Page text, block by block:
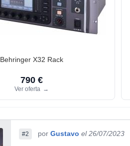
Behringer X32 Rack
790 €
Ver oferta →
#2 por Gustavo el 26/07/2023